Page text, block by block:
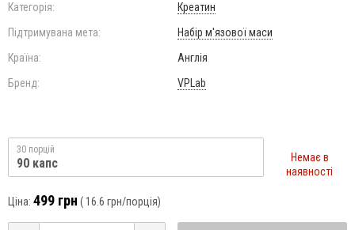
Категорія:
Креатин
Підтримувана мета:
Набір м'язової маси
Країна:
Англія
Бренд:
VPLab
30 порцій
90 капс
Немає в
наявності
Ціна: 499 грн ( 16.6 грн/порція)